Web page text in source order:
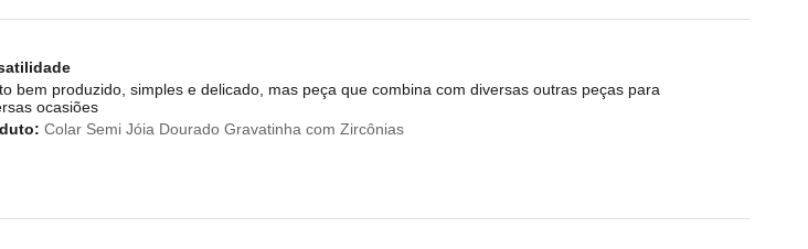
bem produzido, simples e delicado, mas peça que combina com diversas outras peças para
ocasiões
Colar Semi Jóia Dourado Gravatinha com Zircônias